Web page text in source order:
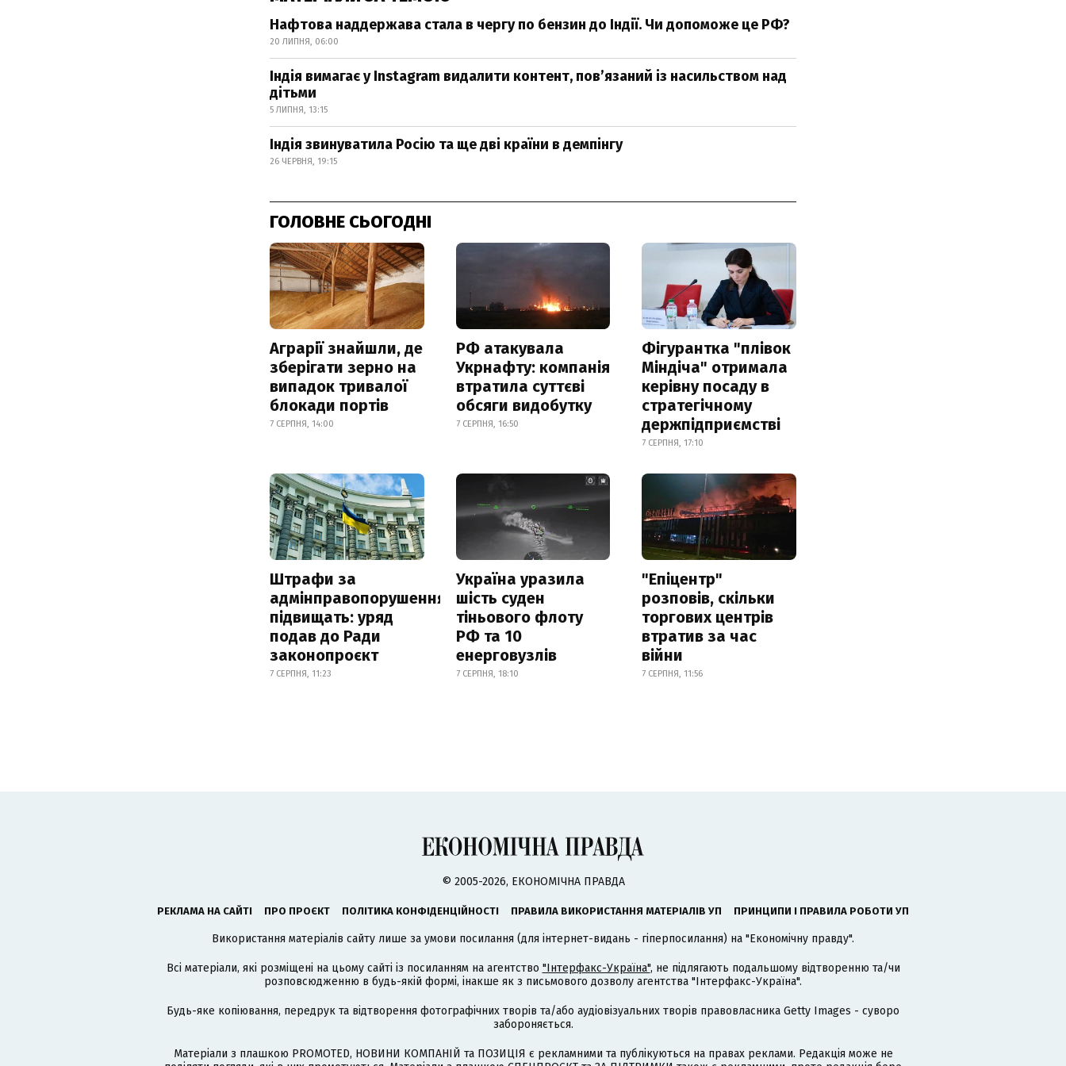
Нафтова наддержава стала в чергу по бензин до Індії. Чи допоможе це РФ?
20 ЛИПНЯ, 06:00
Індія вимагає у Instagram видалити контент, пов’язаний із насильством над
дітьми
5 ЛИПНЯ, 13:15
Індія звинуватила Росію та ще дві країни в демпінгу
26 ЧЕРВНЯ, 19:15
ГОЛОВНЕ СЬОГОДНІ
Аграрії знайшли, де
зберігати зерно на
випадок тривалої
блокади портів
7 СЕРПНЯ, 14:00
РФ атакувала
Укрнафту: компанія
втратила суттєві
обсяги видобутку
7 СЕРПНЯ, 16:50
Фігурантка "плівок
Міндіча" отримала
керівну посаду в
стратегічному
держпідприємстві
7 СЕРПНЯ, 17:10
Штрафи за
адмінправопорушення
підвищать: уряд
подав до Ради
законопроєкт
7 СЕРПНЯ, 11:23
Україна уразила
шість суден
тіньового флоту
РФ та 10
енерговузлів
7 СЕРПНЯ, 18:10
"Епіцентр"
розповів, скільки
торгових центрів
втратив за час
війни
7 СЕРПНЯ, 11:56
© 2005-2026, ЕКОНОМІЧНА ПРАВДА
РЕКЛАМА НА САЙТІ ПРО ПРОЄКТ ПОЛІТИКА КОНФІДЕНЦІЙНОСТІ ПРАВИЛА ВИКОРИСТАННЯ МАТЕРІАЛІВ УП ПРИНЦИПИ І ПРАВИЛА РОБОТИ УП
Використання матеріалів сайту лише за умови посилання (для інтернет-видань - гіперпосилання) на "Економічну правду".
Всі матеріали, які розміщені на цьому сайті із посиланням на агентство "Інтерфакс-Україна", не підлягають подальшому відтворенню та/чи
розповсюдженню в будь-якій формі, інакше як з письмового дозволу агентства "Інтерфакс-Україна".
Будь-яке копіювання, передрук та відтворення фотографічних творів та/або аудіовізуальних творів правовласника Getty Images - суворо
забороняється.
Матеріали з плашкою PROMOTED, НОВИНИ КОМПАНІЙ та ПОЗИЦІЯ є рекламними та публікуються на правах реклами. Редакція може не